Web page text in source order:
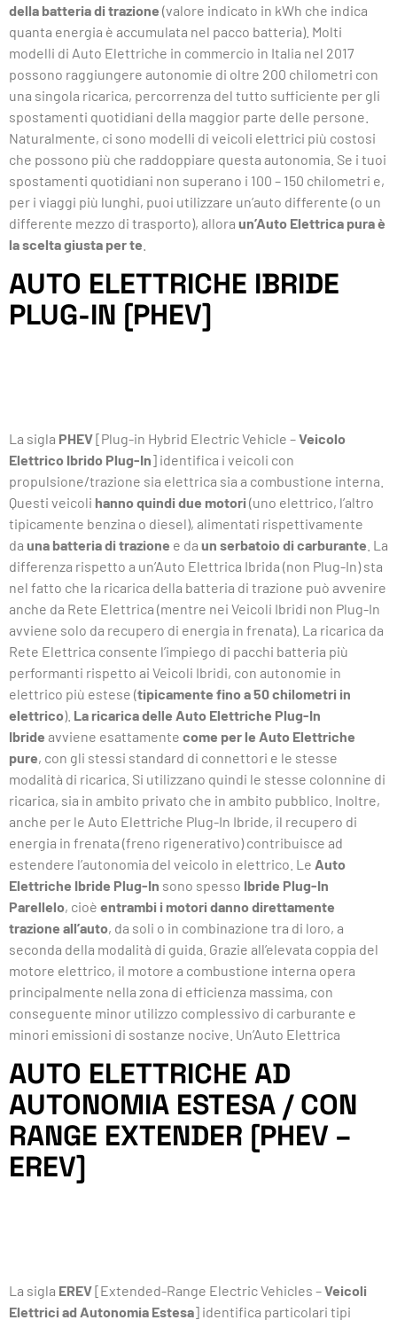
della batteria di trazione (valore indicato in kWh che indica
quanta energia è accumulata nel pacco batteria). Molti
modelli di Auto Elettriche in commercio in Italia nel 2017
possono raggiungere autonomie di oltre 200 chilometri con
una singola ricarica, percorrenza del tutto sufficiente per gli
spostamenti quotidiani della maggior parte delle persone.
Naturalmente, ci sono modelli di veicoli elettrici più costosi
che possono più che raddoppiare questa autonomia. Se i tuoi
spostamenti quotidiani non superano i 100 – 150 chilometri e,
per i viaggi più lunghi, puoi utilizzare un’auto differente (o un
differente mezzo di trasporto), allora un’Auto Elettrica pura è
la scelta giusta per te
AUTO ELETTRICHE IBRIDE
PLUG-IN [PHEV]
La sigla PHEV[Plug-in Hybrid Electric Vehicle –Veicolo
Elettrico Ibrido Plug-In] identifica i veicoli con
propulsione/trazione sia elettrica sia a combustione interna.
Questi veicoli hanno quindi due motori (uno elettrico, l’altro
tipicamente benzina o diesel), alimentati rispettivamente
da una batteria di trazione e da un serbatoio di carburante . La
differenza rispetto a un’Auto Elettrica Ibrida (non Plug-In) sta
nel fatto che la ricarica della batteria di trazione può avvenire
anche da Rete Elettrica (mentre nei Veicoli Ibridi non Plug-In
avviene solo da recupero di energia in frenata). La ricarica da
Rete Elettrica consente l’impiego di pacchi batteria più
performanti rispetto ai Veicoli Ibridi, con autonomie in
elettrico più estese (tipicamente fino a 50 chilometri in
elettrico). La ricarica delle Auto Elettriche Plug-In
Ibride avviene esattamente come per le Auto Elettriche
pure, con gli stessi standard di connettori e le stesse
modalità di ricarica. Si utilizzano quindi le stesse colonnine di
ricarica, sia in ambito privato che in ambito pubblico. Inoltre,
anche per le Auto Elettriche Plug-In Ibride, il recupero di
energia in frenata (freno rigenerativo) contribuisce ad
estendere l’autonomia del veicolo in elettrico. Le Auto
Elettriche Ibride Plug-In sono spesso Ibride Plug-In
Parellelo, cioè entrambi i motori danno direttamente
trazione all’auto, da soli o in combinazione tra di loro, a
seconda della modalità di guida. Grazie all’elevata coppia del
motore elettrico, il motore a combustione interna opera
principalmente nella zona di efficienza massima, con
conseguente minor utilizzo complessivo di carburante e
minori emissioni di sostanze nocive. Un’Auto Elettrica
AUTO ELETTRICHE AD
AUTONOMIA ESTESA / CON
RANGE EXTENDER [PHEV –
EREV]
La sigla EREV[Extended-Range Electric Vehicles –Veicoli
Elettrici ad Autonomia Estesa] identifica particolari tipi